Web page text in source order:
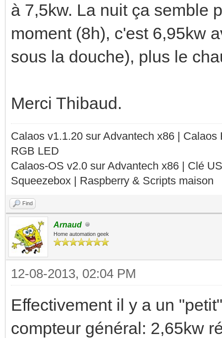
à 7,5kw. La nuit ça semble
moment (8h), c'est 6,95kw
sous la douche), plus le
Merci Thibaud.
Calaos v1.1.20 sur Advantech x86 |
RGB LED
Calaos-OS v2.0 sur Advantech x86 | Clé
Squeezebox | Raspberry & Scripts maison
Find
Arnaud
Home automation geek
12-08-2013, 02:04 PM
Effectivement il y a un
compteur général: 2,65kw